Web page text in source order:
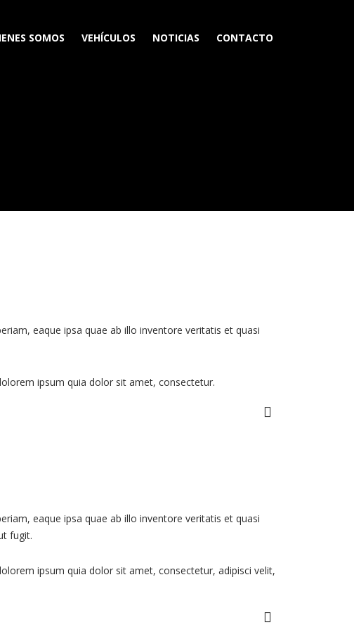
SOMOS VEHÍCULOS NOTICIAS CONTACTO
eaque ipsa quae ab illo inventore veritatis et quasi
ipsum quia dolor sit amet, consectetur.
eaque ipsa quae ab illo inventore veritatis et quasi
fugit.
ipsum quia dolor sit amet, consectetur, adipisci velit,